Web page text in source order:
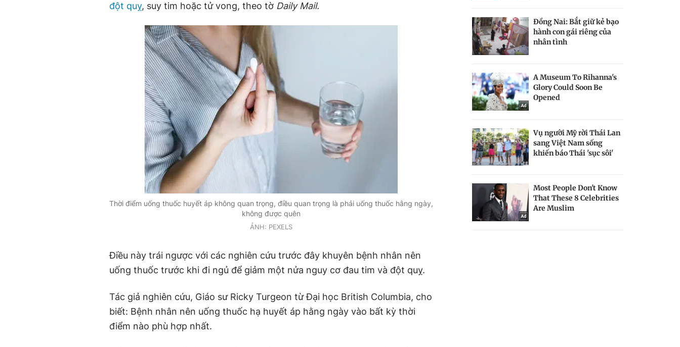
đột quỵ, suy tim hoặc tử vong, theo tờ Daily Mail.
Thời điểm uống thuốc huyết áp không quan trọng, điều quan trọng là phải uống thuốc hằng ngày,
không được quên
ẢNH: PEXELS
Điều này trái ngược với các nghiên cứu trước đây khuyên bệnh nhân nên
uống thuốc trước khi đi ngủ để giảm một nửa nguy cơ đau tim và đột quỵ.
Tác giả nghiên cứu, Giáo sư Ricky Turgeon từ Đại học British Columbia, cho
biết: Bệnh nhân nên uống thuốc hạ huyết áp hằng ngày vào bất kỳ thời
điểm nào phù hợp nhất.